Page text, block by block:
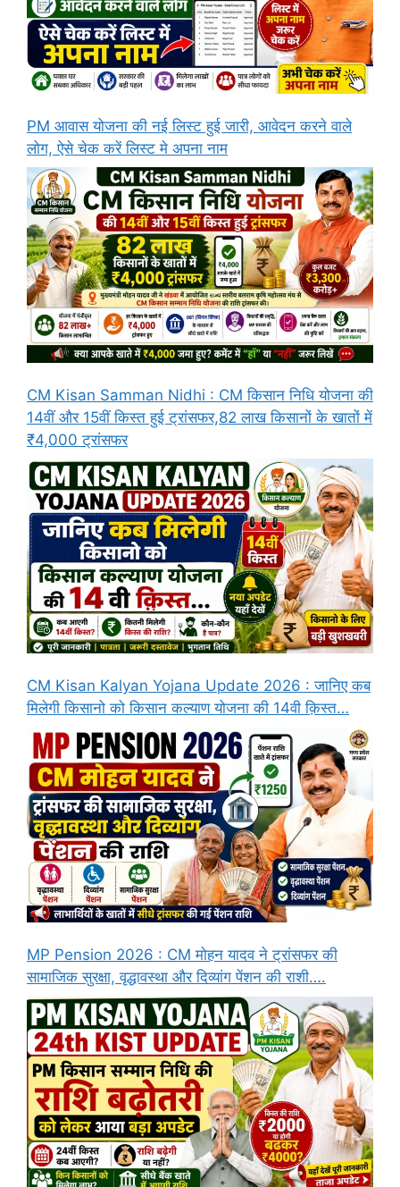
PM आवास योजना की नई लिस्ट हुई जारी, आवेदन करने वाले
लोग, ऐसे चेक करें लिस्ट मे अपना नाम
CM Kisan Samman Nidhi : CM किसान निधि योजना की
14वीं और 15वीं किस्त हुई ट्रांसफर,82 लाख किसानों के खातों में
₹4,000 ट्रांसफर
CM Kisan Kalyan Yojana Update 2026 : जानिए कब
मिलेगी किसानो को किसान कल्याण योजना की 14वी क़िस्त…
MP Pension 2026 : CM मोहन यादव ने ट्रांसफर की
सामाजिक सुरक्षा, वृद्धावस्था और दिव्यांग पेंशन की राशी….